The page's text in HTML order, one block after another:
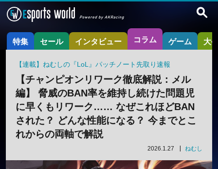
特集 セール インタビュー コラム ゲーム 大
【連載】ねむしの『LoL』パッチノート先取り速報
【チャンピオンリワーク徹底解説：メル
編】 脅威のBAN率を維持し続けた問題児
に早くもリワーク…… なぜこれほどBAN
された？ どんな性能になる？ 今までとこ
れからの両軸で解説
2026.1.27 ねむし